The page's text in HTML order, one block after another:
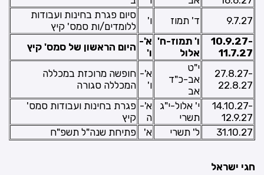
9.7.27
ד' תמוז ו'
סיום פגרת בחינות ועבודות
ללומדים/ות סמס' קיץ
10.9.27-
11.7.27
ו' תמוז-ח'
אלול
א'-
ו'
היום הראשון של סמס' קיץ
27.8.27-
22.8.27
י"ט
אב-כ"ד
אב
א'-
ו'
חופשה מרוכזת במכללה
המכללה סגורה
14.10.27-
12.9.27
י' אלול-י"ג
תשרי
א'-
ה
פגרת בחינות ועבודות סמס'
קיץ
31.10.27
ל' תשרי א' פתיחת שנה"ל תשפ"ח
חגי ישראל